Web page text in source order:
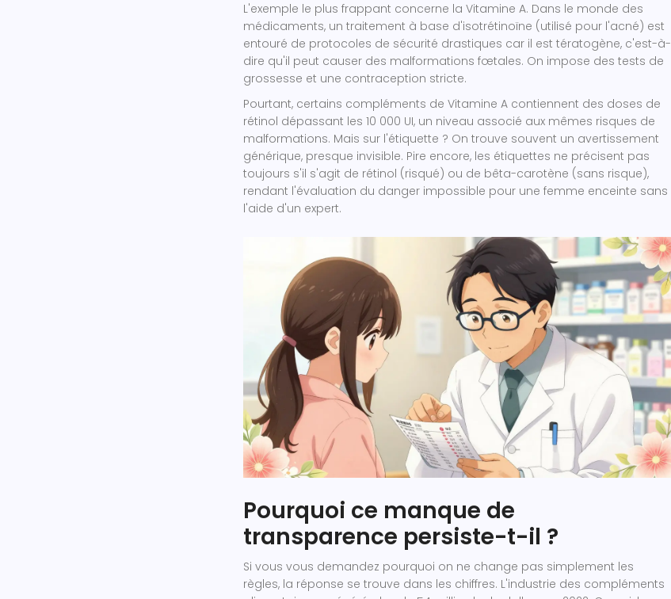
L'exemple le plus frappant concerne la Vitamine A. Dans le monde des
médicaments, un traitement à base d'isotrétinoïne (utilisé pour l'acné) est
entouré de protocoles de sécurité drastiques car il est tératogène, c'est-à-
dire qu'il peut causer des malformations fœtales. On impose des tests de
grossesse et une contraception stricte.
Pourtant, certains compléments de Vitamine A contiennent des doses de
rétinol dépassant les 10 000 UI, un niveau associé aux mêmes risques de
malformations. Mais sur l'étiquette ? On trouve souvent un avertissement
générique, presque invisible. Pire encore, les étiquettes ne précisent pas
toujours s'il s'agit de rétinol (risqué) ou de bêta-carotène (sans risque),
rendant l'évaluation du danger impossible pour une femme enceinte sans
l'aide d'un expert.
Pourquoi ce manque de
transparence persiste-t-il ?
Si vous vous demandez pourquoi on ne change pas simplement les
règles, la réponse se trouve dans les chiffres. L'industrie des compléments